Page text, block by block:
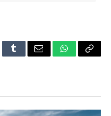
TumblrEmail WhatsApp
Copy